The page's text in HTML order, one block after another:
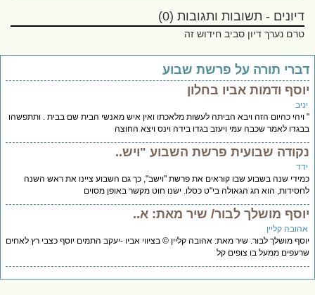
דיונים - תשובות ותגובות (0)
טרם נערך דיון סביב חידוש זה
תורה על פרשת שבוע
ודמות אביו בחלון
כהיום הזה ויבא הביתה לעשות מלאכתו ואין איש מאנשי הבית שם בבית . ותתפשהו
לאמר שכבה עמי ויעזב בגדו בידה וינס ויצא החוצה
שבועית פרשת השבוע "ויש..
שנה בשבוע שבו קוראים את פרשת "וישב", כך גם השבוע ציינו את ראש השנה
הוא חג הגאולה בי"ט כסלו. ישנו חוט מקשר באופן מסוים
מושלך לבור/ שיר מאת: א..
קליין
מושלך לבור. שיר מאת: אהובה קליין © בציווי אביו -יעקב התמים יוסף כצבי רץ לאחים
ממעל בו צופים קל